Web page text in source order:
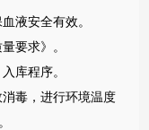
液安全有效。
要求》。
库程序。
毒，进行环境温度